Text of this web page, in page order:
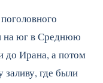
на юг в Среднюю
до Ирана, а потом
где были